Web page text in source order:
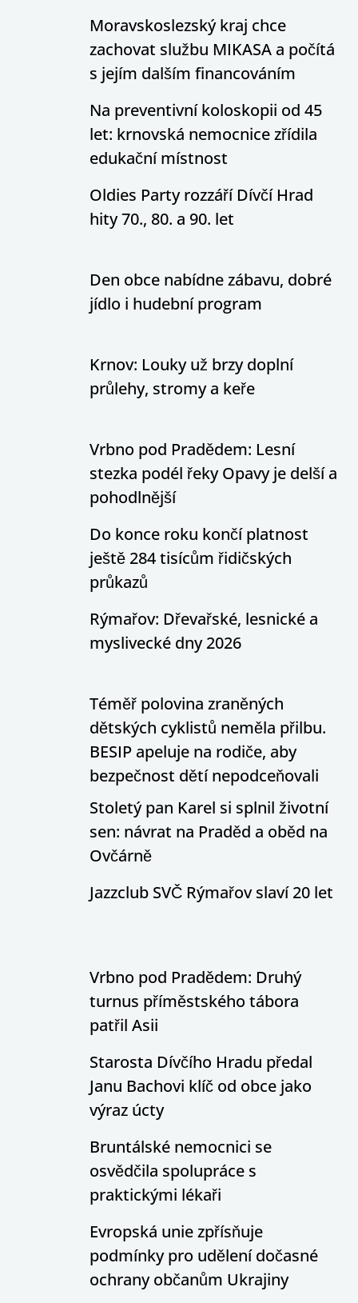
Moravskoslezský kraj chce
zachovat službu MIKASA a počítá
s jejím dalším financováním
Na preventivní koloskopii od 45
let: krnovská nemocnice zřídila
edukační místnost
Oldies Party rozzáří Dívčí Hrad
hity 70., 80. a 90. let
Den obce nabídne zábavu, dobré
jídlo i hudební program
Krnov: Louky už brzy doplní
průlehy, stromy a keře
Vrbno pod Pradědem: Lesní
stezka podél řeky Opavy je delší a
pohodlnější
Do konce roku končí platnost
ještě 284 tisícům řidičských
průkazů
Rýmařov: Dřevařské, lesnické a
myslivecké dny 2026
Téměř polovina zraněných
dětských cyklistů neměla přilbu.
BESIP apeluje na rodiče, aby
bezpečnost dětí nepodceňovali
Stoletý pan Karel si splnil životní
sen: návrat na Praděd a oběd na
Ovčárně
Jazzclub SVČ Rýmařov slaví 20 let
Vrbno pod Pradědem: Druhý
turnus příměstského tábora
patřil Asii
Starosta Dívčího Hradu předal
Janu Bachovi klíč od obce jako
výraz úcty
Bruntálské nemocnici se
osvědčila spolupráce s
praktickými lékaři
Evropská unie zpřísňuje
podmínky pro udělení dočasné
ochrany občanům Ukrajiny